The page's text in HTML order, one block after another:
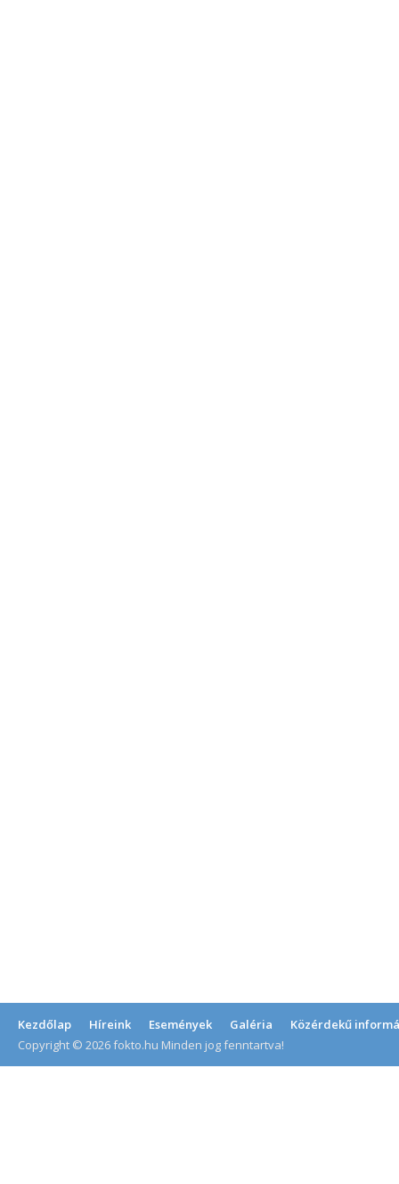
Kezdőlap Híreink Események Galéria
Közérdekű
Copyright © 2026 fokto.hu Minden jog fenntartva!